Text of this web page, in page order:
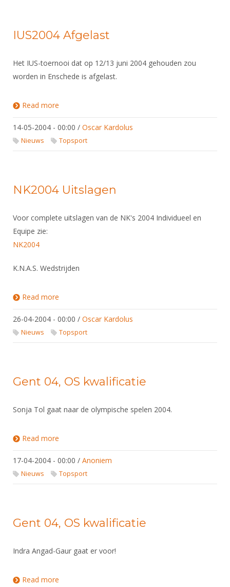
IUS2004 Afgelast
Het IUS-toernooi dat op 12/13 juni 2004 gehouden zou
worden in Enschede is afgelast.
Read more
14-05-2004 - 00:00 / Oscar Kardolus
Nieuws Topsport
NK2004 Uitslagen
Voor complete uitslagen van de NK's 2004 Individueel en
Equipe zie:
NK2004
K.N.A.S. Wedstrijden
Read more
26-04-2004 - 00:00 / Oscar Kardolus
Nieuws Topsport
Gent 04, OS kwalificatie
Sonja Tol gaat naar de olympische spelen 2004.
Read more
17-04-2004 - 00:00 / Anoniem
Nieuws Topsport
Gent 04, OS kwalificatie
Indra Angad-Gaur gaat er voor!
Read more